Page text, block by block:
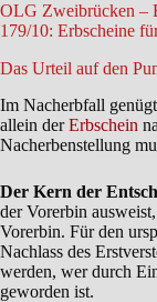
OLG Zweibrücken –
179/10: Erbscheine
Das Urteil auf den
Im Nacherbfall
allein derErbschein
Nacherbenstellung
Der Kern der
der Vorerbin
Vorerbin. Für den
Nachlass des
werden, wer durch
geworden ist.